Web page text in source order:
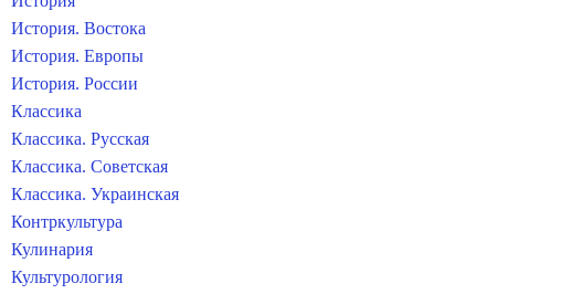
История. Востока
История. Европы
История. России
Классика
Классика. Русская
Классика. Советская
Классика. Украинская
Контркультура
Кулинария
Культурология